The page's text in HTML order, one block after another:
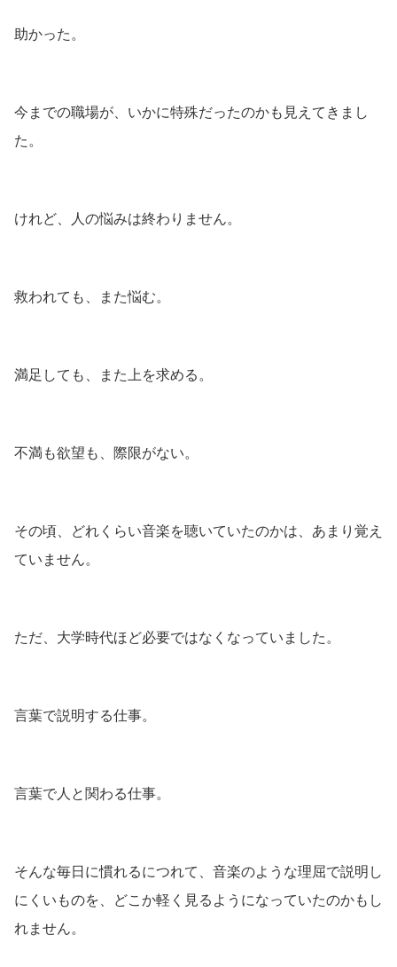
助かった。
今までの職場が、いかに特殊だったのかも見えてきまし
た。
けれど、人の悩みは終わりません。
救われても、また悩む。
満足しても、また上を求める。
不満も欲望も、際限がない。
その頃、どれくらい音楽を聴いていたのかは、あまり覚え
ていません。
ただ、大学時代ほど必要ではなくなっていました。
言葉で説明する仕事。
言葉で人と関わる仕事。
そんな毎日に慣れるにつれて、音楽のような理屈で説明し
にくいものを、どこか軽く見るようになっていたのかもし
れません。